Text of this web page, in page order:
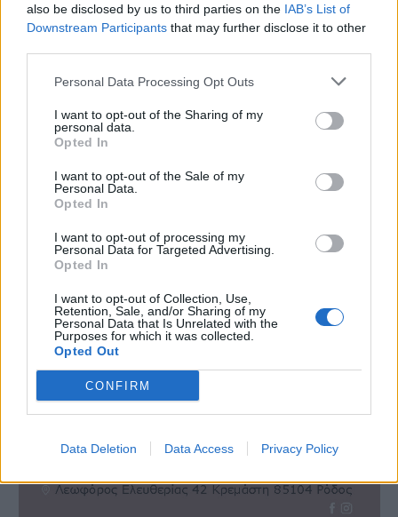
also be disclosed by us to third parties on the IAB’s List of
Downstream Participants that may further disclose it to other
Personal Data Processing Opt Outs
I want to opt-out of the Sharing of my
personal data.
Opted In
I want to opt-out of the Sale of my
Personal Data.
Opted In
I want to opt-out of processing my
Personal Data for Targeted Advertising.
Opted In
I want to opt-out of Collection, Use,
Retention, Sale, and/or Sharing of my
Personal Data that Is Unrelated with the
Purposes for which it was collected.
Opted Out
CONFIRM
Data Deletion Data Access Privacy Policy